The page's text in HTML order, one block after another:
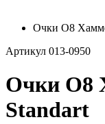
Очки О8
Артикул 013-0950
Очки О8
Standart